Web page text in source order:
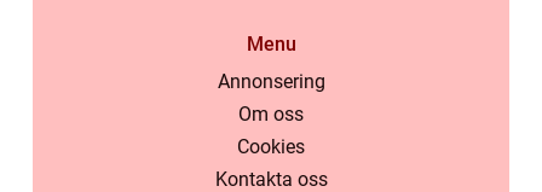
Menu
Annonsering
Om oss
Cookies
Kontakta oss